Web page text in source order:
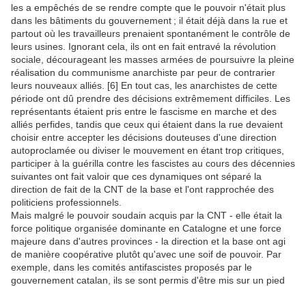
les a empêchés de se rendre compte que le pouvoir n'était plus
dans les bâtiments du gouvernement ; il était déjà dans la rue et
partout où les travailleurs prenaient spontanément le contrôle de
leurs usines. Ignorant cela, ils ont en fait entravé la révolution
sociale, décourageant les masses armées de poursuivre la pleine
réalisation du communisme anarchiste par peur de contrarier
leurs nouveaux alliés. [6] En tout cas, les anarchistes de cette
période ont dû prendre des décisions extrêmement difficiles. Les
représentants étaient pris entre le fascisme en marche et des
alliés perfides, tandis que ceux qui étaient dans la rue devaient
choisir entre accepter les décisions douteuses d'une direction
autoproclamée ou diviser le mouvement en étant trop critiques,
participer à la guérilla contre les fascistes au cours des décennies
suivantes ont fait valoir que ces dynamiques ont séparé la
direction de fait de la CNT de la base et l'ont rapprochée des
politiciens professionnels.
Mais malgré le pouvoir soudain acquis par la CNT - elle était la
force politique organisée dominante en Catalogne et une force
majeure dans d'autres provinces - la direction et la base ont agi
de manière coopérative plutôt qu'avec une soif de pouvoir. Par
exemple, dans les comités antifascistes proposés par le
gouvernement catalan, ils se sont permis d'être mis sur un pied